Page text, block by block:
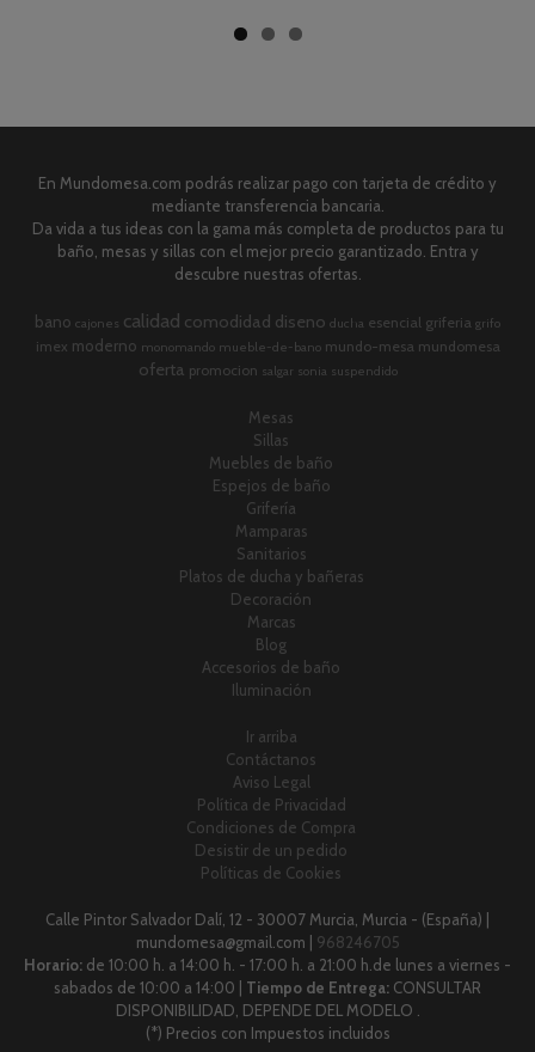
En Mundomesa.com podrás realizar pago con tarjeta de crédito y
mediante transferencia bancaria.
Da vida a tus ideas con la gama más completa de productos para tu
baño, mesas y sillas con el mejor precio garantizado. Entra y
descubre nuestras ofertas.
bano cajones calidad comodidad diseno ducha esencial griferia grifo
imex moderno monomando mueble-de-bano mundo-mesa mundomesa
oferta promocion salgar sonia suspendido
Mesas
Sillas
Muebles de baño
Espejos de baño
Grifería
Mamparas
Sanitarios
Platos de ducha y bañeras
Decoración
Marcas
Blog
Accesorios de baño
Iluminación
Ir arriba
Contáctanos
Aviso Legal
Política de Privacidad
Condiciones de Compra
Desistir de un pedido
Políticas de Cookies
Calle Pintor Salvador Dalí, 12 - 30007 Murcia, Murcia - (España) |
mundomesa@gmail.com | 968246705
Horario: de 10:00 h. a 14:00 h. - 17:00 h. a 21:00 h.de lunes a viernes -
sabados de 10:00 a 14:00 | Tiempo de Entrega: CONSULTAR
DISPONIBILIDAD, DEPENDE DEL MODELO .
(*) Precios con Impuestos incluidos